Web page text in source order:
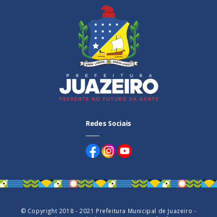
Redes Sociais
© Copyright 2018 - 2021 Prefeitura Municipal de Juazeiro -